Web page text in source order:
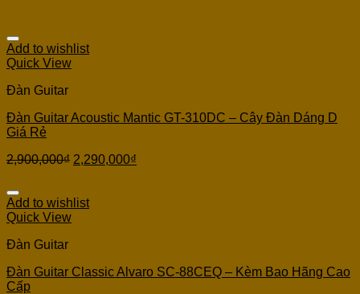
Add to wishlist
Quick View
Đàn Guitar
Đàn Guitar Acoustic Mantic GT-310DC – Cây Đàn Dáng D
Giá Rẻ
2,900,000₫ 2,290,000₫
Add to wishlist
Quick View
Đàn Guitar
Đàn Guitar Classic Alvaro SC-88CEQ – Kèm Bao Hãng Cao
Cấp